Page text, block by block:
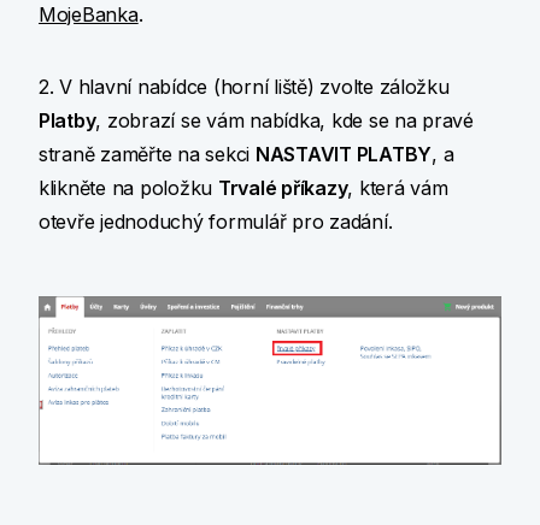
MojeBanka.
2. V hlavní nabídce (horní liště) zvolte záložku
Platby, zobrazí se vám nabídka, kde se na pravé
straně zaměřte na sekci NASTAVIT PLATBY, a
klikněte na položku Trvalé příkazy, která vám
otevře jednoduchý formulář pro zadání.